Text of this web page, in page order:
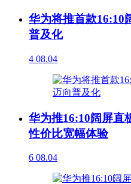
华为将推首款16:10
普及化
4 08.04
华为推16:10阔屏直
性价比宽幅体验
6 08.04